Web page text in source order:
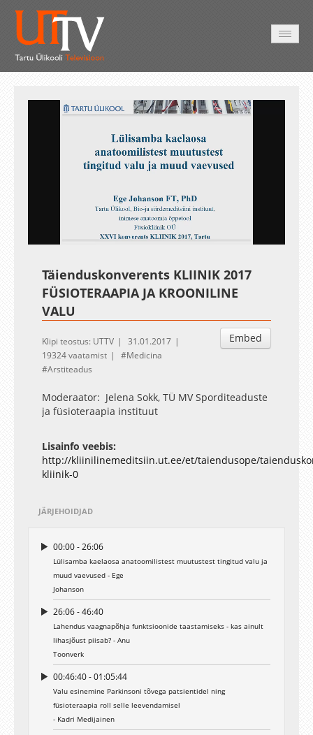
Loaded:
Esituskiirused
Auto
Täienduskonverents KLIINIK 2017
FÜSIOTERAAPIA JA KROONILINE
VALU
Embed
Klipi teostus: UTTV
31.01.2017
19324 vaatamist
Medicina
Arstiteadus
Moderaator: Jelena Sokk, TÜ MV Sporditeaduste
ja füsioteraapia instituut
Lisainfo veebis:
http://kliinilinemeditsiin.ut.ee/et/taiendusope/
kliinik-0
JÄRJEHOIDJAD
00:00 - 26:06
Lülisamba kaelaosa anatoomilistest muutustest tingitud valu ja
muud vaevused - Ege
Johanson
26:06 - 46:40
Lahendus vaagnapõhja funktsioonide taastamiseks - kas ainult
lihasjõust piisab? - Anu
Toonverk
00:46:40 - 01:05:44
Valu esinemine Parkinsoni tõvega patsientidel ning
füsioteraapia roll selle leevendamisel
- Kadri Medijainen